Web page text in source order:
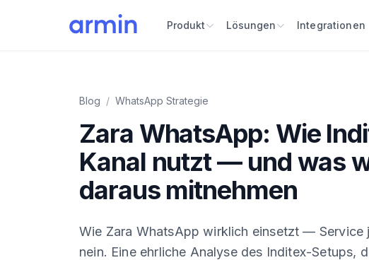
Produkt Lösungen Integrationen
Blog / WhatsApp Strategie
Zara WhatsApp: Wie
Kanal nutzt — und was
daraus mitnehmen
Wie Zara WhatsApp wirklich einsetzt — Service
nein. Eine ehrliche Analyse des Inditex-Setups,